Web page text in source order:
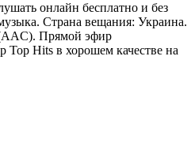
онлайн бесплатно и без
Страна вещания: Украина.
Прямой эфир
Top Hits в хорошем качестве на